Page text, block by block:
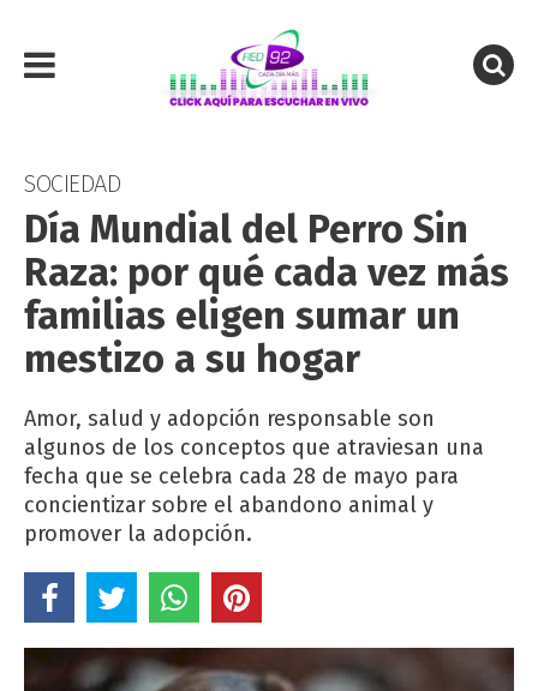
SOCIEDAD
Día Mundial del Perro Sin
Raza: por qué cada vez más
familias eligen sumar un
mestizo a su hogar
Amor, salud y adopción responsable son
algunos de los conceptos que atraviesan una
fecha que se celebra cada 28 de mayo para
concientizar sobre el abandono animal y
promover la adopción.